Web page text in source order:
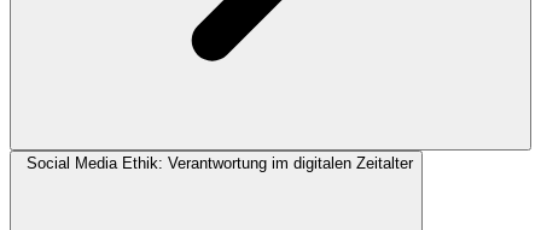
Social Media Ethik: Verantwortung im digitalen Zeitalter